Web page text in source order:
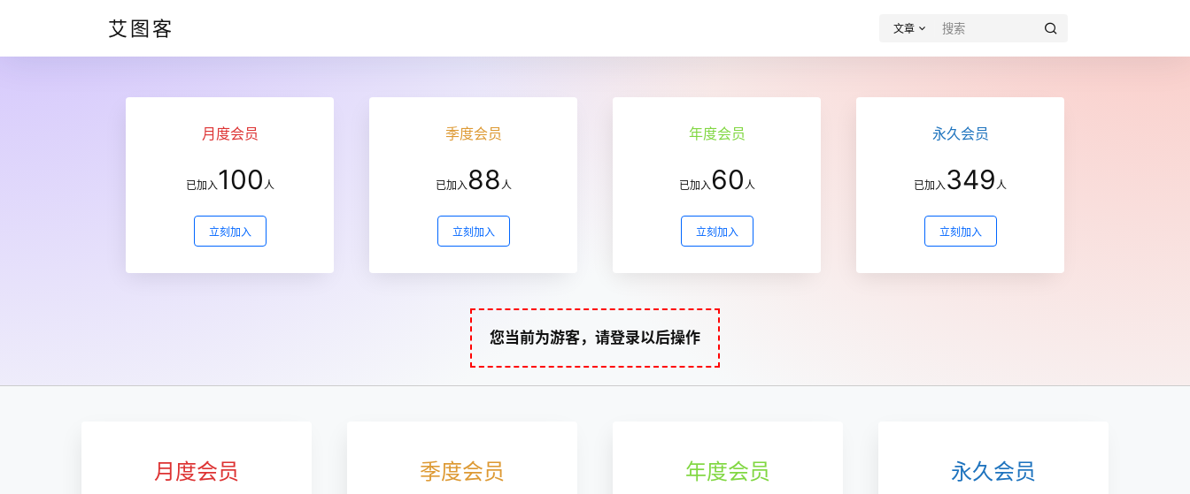
艾图客 文章
月度会员
已加入100人
立刻加入
季度会员
已加入88人
立刻加入
年度会员
已加入60人
立刻加入
永久会员
已加入349人
立刻加入
您当前为游客，请登录以后操作
月度会员 季度会员 年度会员 永久会员